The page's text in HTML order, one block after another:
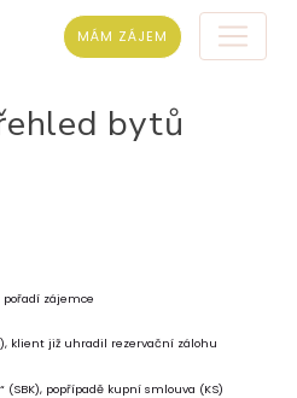
MÁM ZÁJEM
bytů
zájemce
klient již uhradil rezervační zálohu
popřípadě kupní smlouva (KS)